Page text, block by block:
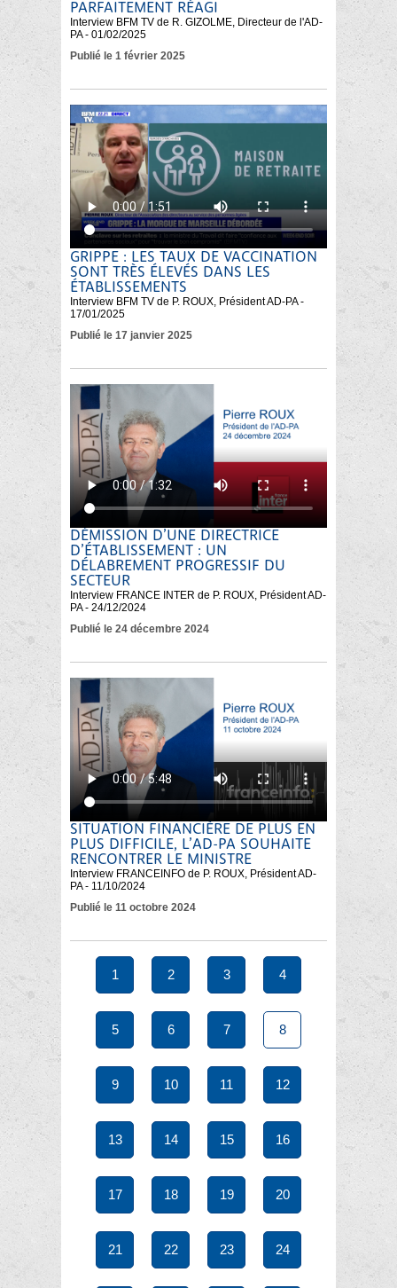
PARFAITEMENT RÉAGI
Interview BFM TV de R. GIZOLME, Directeur de l'AD-
PA - 01/02/2025
Publié le 1 février 2025
GRIPPE : LES TAUX DE VACCINATION
SONT TRÈS ÉLEVÉS DANS LES
ÉTABLISSEMENTS
Interview BFM TV de P. ROUX, Président AD-PA -
17/01/2025
Publié le 17 janvier 2025
DÉMISSION D’UNE DIRECTRICE
D’ÉTABLISSEMENT : UN
DÉLABREMENT PROGRESSIF DU
SECTEUR
Interview FRANCE INTER de P. ROUX, Président AD-
PA - 24/12/2024
Publié le 24 décembre 2024
SITUATION FINANCIÈRE DE PLUS EN
PLUS DIFFICILE, L’AD-PA SOUHAITE
RENCONTRER LE MINISTRE
Interview FRANCEINFO de P. ROUX, Président AD-
PA - 11/10/2024
Publié le 11 octobre 2024
1 2 3 4
5 6 7 8
9 10 11 12
13 14 15 16
17 18 19 20
21 22 23 24